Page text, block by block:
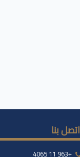
اتصل بنا
+963 11 4065